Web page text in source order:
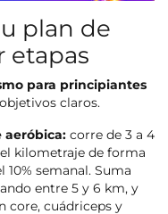
plan de
etapas
para principiantes
claros.
aeróbica: corre de 3 a 4
kilometraje de forma
semanal. Suma
entre 5 y 6 km, y
core, cuádriceps y